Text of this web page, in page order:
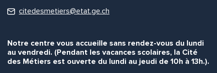
citedesmetiers@etat.ge.ch
Notre centre vous accueille sans rendez-vous du lundi
au vendredi. (Pendant les vacances scolaires, la Cité
des Métiers est ouverte du lundi au jeudi de 10h à 13h.).